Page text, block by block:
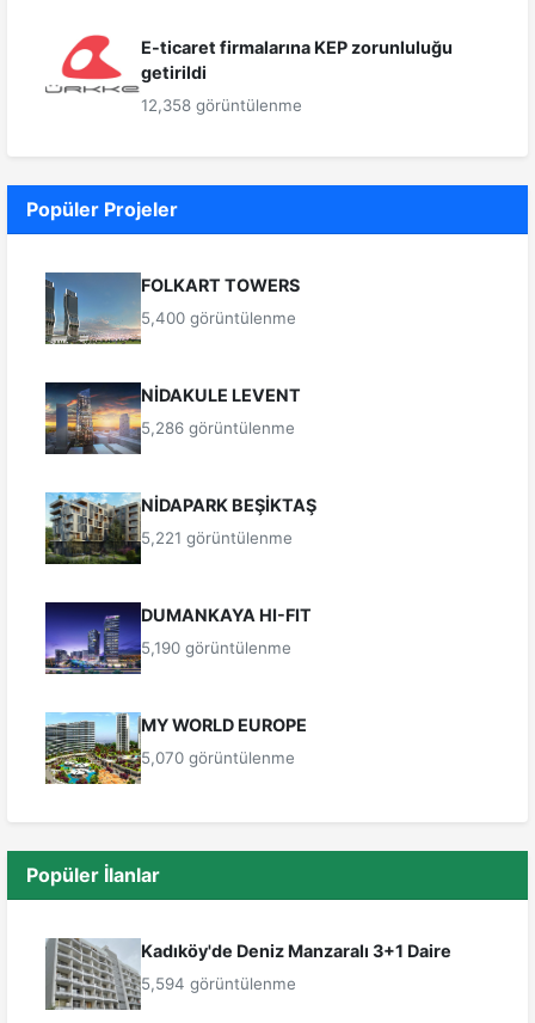
E-ticaret firmalarına KEP zorunluluğu
getirildi
12,358 görüntülenme
Popüler Projeler
FOLKART TOWERS
5,400 görüntülenme
NİDAKULE LEVENT
5,286 görüntülenme
NİDAPARK BEŞİKTAŞ
5,221 görüntülenme
DUMANKAYA HI-FIT
5,190 görüntülenme
MY WORLD EUROPE
5,070 görüntülenme
Popüler İlanlar
Kadıköy'de Deniz Manzaralı 3+1 Daire
5,594 görüntülenme